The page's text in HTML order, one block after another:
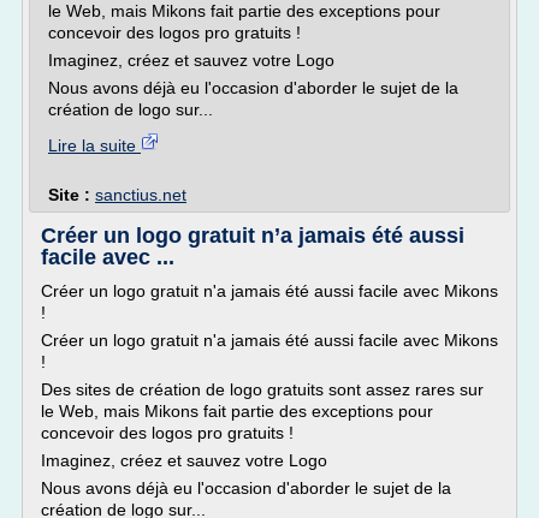
le Web, mais Mikons fait partie des exceptions pour
concevoir des logos pro gratuits !
Imaginez, créez et sauvez votre Logo
Nous avons déjà eu l'occasion d'aborder le sujet de la
création de logo sur...
Lire la suite
Site : sanctius.net
Créer un logo gratuit n’a jamais été aussi
facile avec ...
Créer un logo gratuit n'a jamais été aussi facile avec Mikons
!
Créer un logo gratuit n'a jamais été aussi facile avec Mikons
!
Des sites de création de logo gratuits sont assez rares sur
le Web, mais Mikons fait partie des exceptions pour
concevoir des logos pro gratuits !
Imaginez, créez et sauvez votre Logo
Nous avons déjà eu l'occasion d'aborder le sujet de la
création de logo sur...